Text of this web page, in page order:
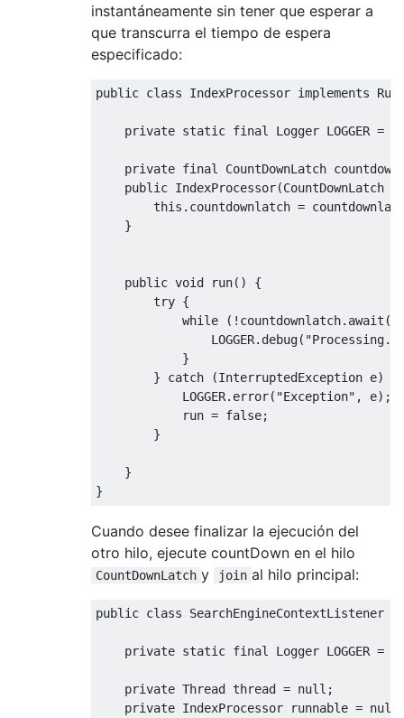
instantáneamente sin tener que esperar a
que transcurra el tiempo de espera
especificado:
public class IndexProcessor implements
private static final Logger LOGGER =
private final CountDownLatch
public IndexProcessor(CountDownLatch
this . countdownlatch =
}
public void run()
{
try {
while
(! countdownlatch. await (
                LOGGER
. debug(
}
}
catch (InterruptedException e)
            LOGGER
. error( "Exception" , e);
            run
= false;
}
}
}
Cuando desee finalizar la ejecución del
otro hilo, ejecute countDown en el hilo
CountDownLatch y join al hilo principal:
public class SearchEngineContextListener
private static final Logger LOGGER =
private Thread thread = null ;
private IndexProcessor runnable = null